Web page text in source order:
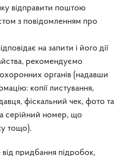
відправити поштою
з повідомленням про
на запити і його дії
рекомендуємо
органів (надавши
копії листування,
фіскальний чек, фото та
серійний номер, що
тощо).
придбання підробок,